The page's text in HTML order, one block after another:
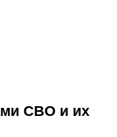
СВО и их